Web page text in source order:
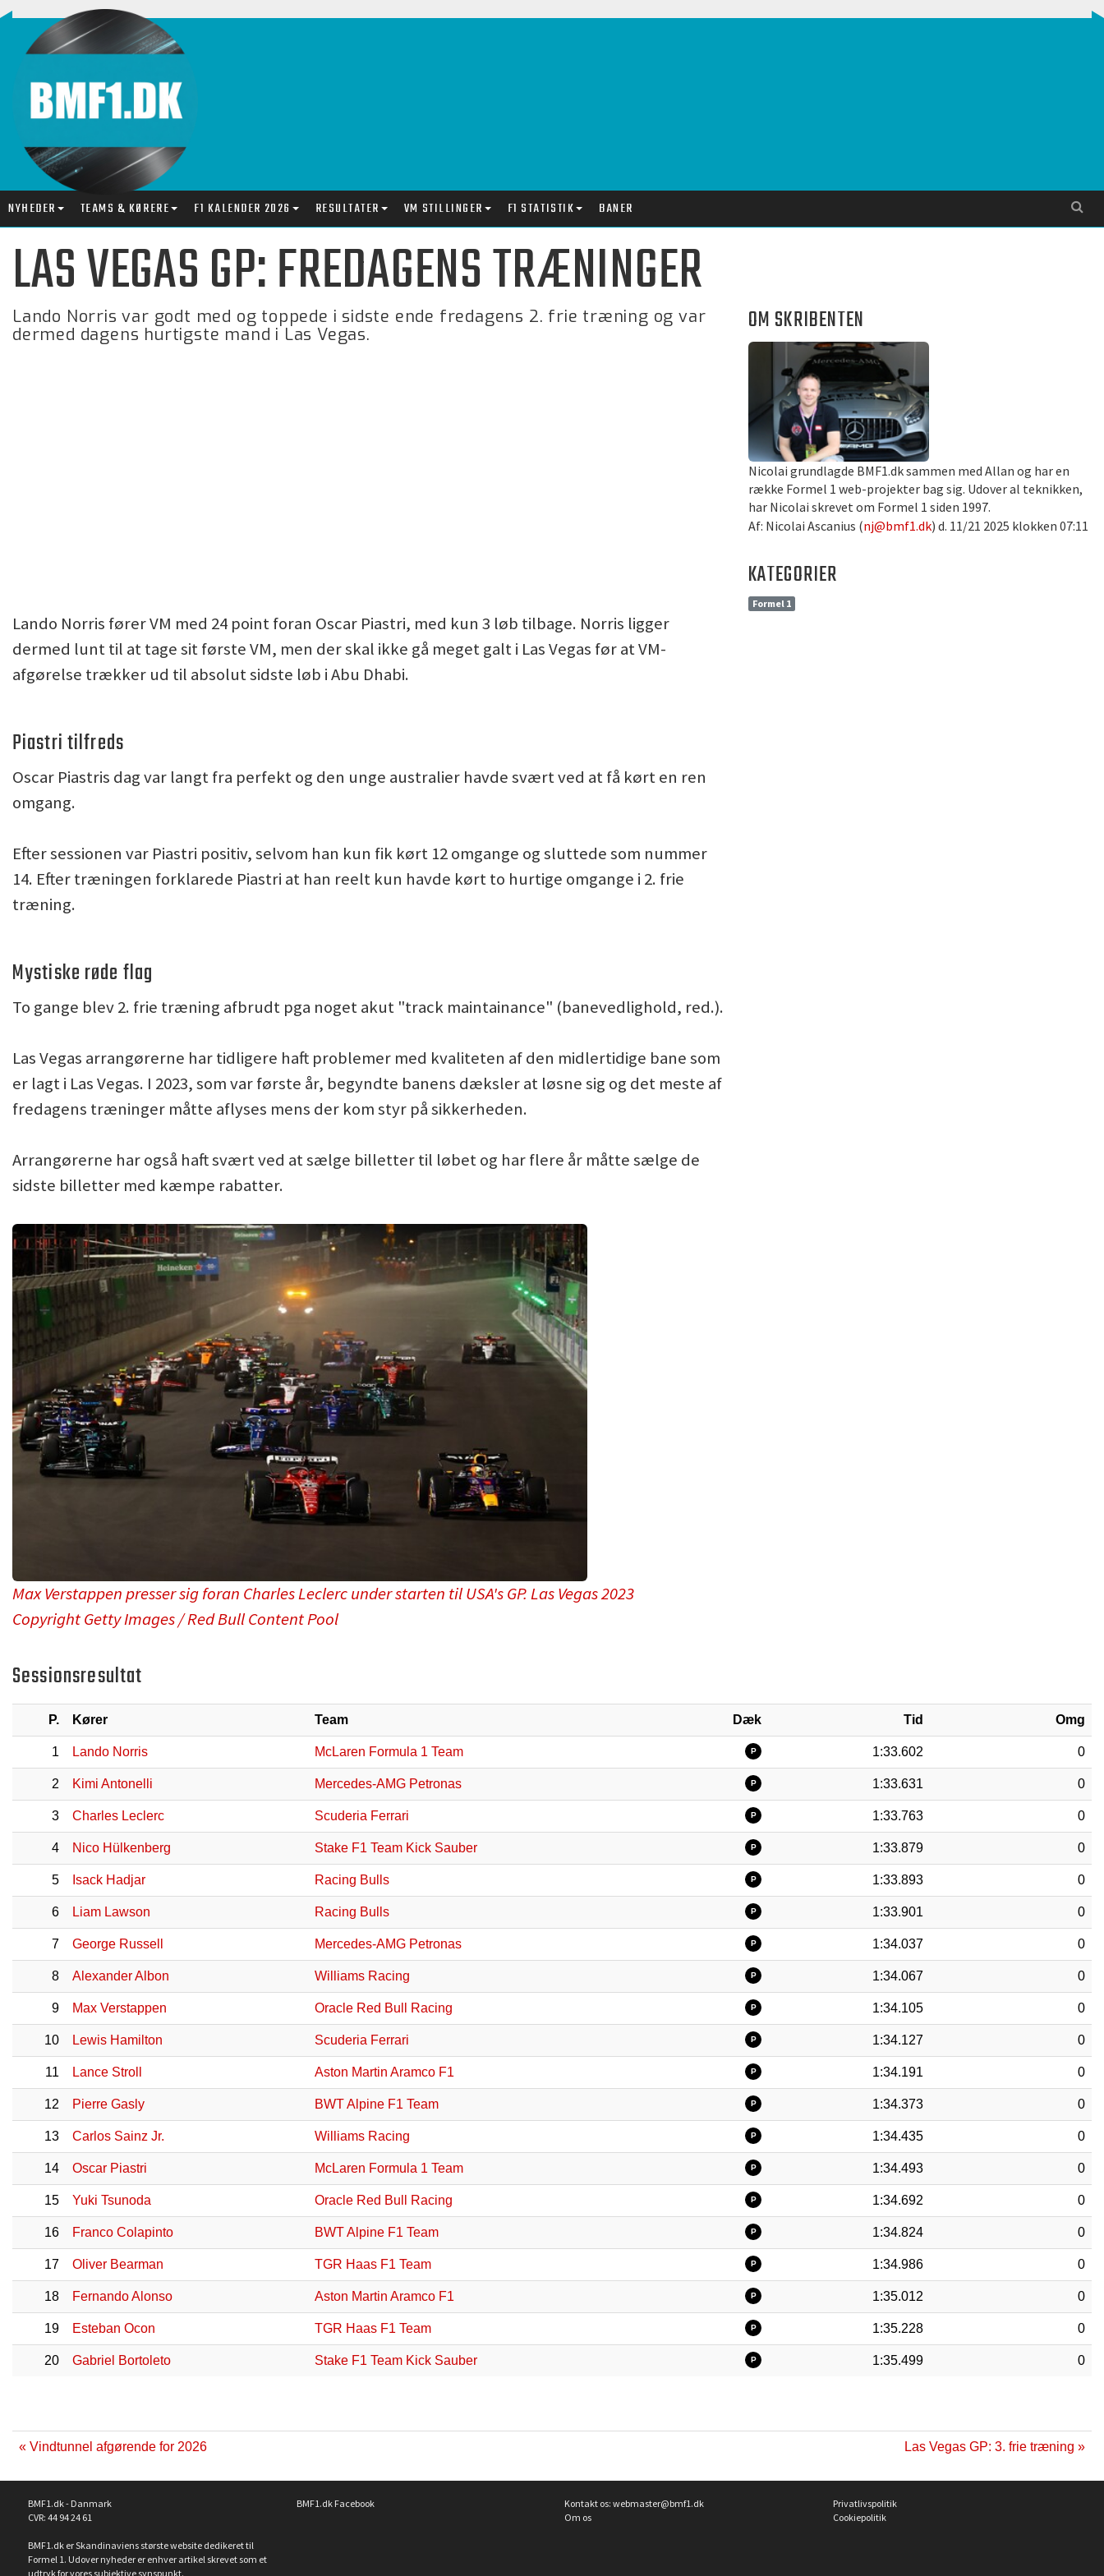
NYHEDER TEAMS & KØRERE F1 KALENDER 2026 RESULTATER VM STILLINGER F1 STATISTIK BANER
LAS VEGAS GP: FREDAGENS TRÆNINGER
Lando Norris var godt med og toppede i sidste ende fredagens 2. frie træning og var
dermed dagens hurtigste mand i Las Vegas.
OM SKRIBENTEN
Nicolai grundlagde BMF1.dk sammen med Allan og har en
række Formel 1 web-projekter bag sig. Udover al teknikken,
har Nicolai skrevet om Formel 1 siden 1997.
Af: Nicolai Ascanius (nj@bmf1.dk) d. 11/21 2025 klokken 07:11
KATEGORIER
Formel 1
Lando Norris fører VM med 24 point foran Oscar Piastri, med kun 3 løb tilbage. Norris ligger
dermed lunt til at tage sit første VM, men der skal ikke gå meget galt i Las Vegas før at VM-
afgørelse trækker ud til absolut sidste løb i Abu Dhabi.
Piastri tilfreds
Oscar Piastris dag var langt fra perfekt og den unge australier havde svært ved at få kørt en ren
omgang.
Efter sessionen var Piastri positiv, selvom han kun fik kørt 12 omgange og sluttede som nummer
14. Efter træningen forklarede Piastri at han reelt kun havde kørt to hurtige omgange i 2. frie
træning.
Mystiske røde flag
To gange blev 2. frie træning afbrudt pga noget akut "track maintainance" (banevedlighold, red.).
Las Vegas arrangørerne har tidligere haft problemer med kvaliteten af den midlertidige bane som
er lagt i Las Vegas. I 2023, som var første år, begyndte banens dæksler at løsne sig og det meste af
fredagens træninger måtte aflyses mens der kom styr på sikkerheden.
Arrangørerne har også haft svært ved at sælge billetter til løbet og har flere år måtte sælge de
sidste billetter med kæmpe rabatter.
Max Verstappen presser sig foran Charles Leclerc under starten til USA's GP. Las Vegas 2023
Copyright Getty Images / Red Bull Content Pool
Sessionsresultat
P. Kører Team Dæk Tid Omg
1 Lando Norris McLaren Formula 1 Team P 1:33.602 0
2 Kimi Antonelli Mercedes-AMG Petronas P 1:33.631 0
3 Charles Leclerc Scuderia Ferrari P 1:33.763 0
4 Nico Hülkenberg Stake F1 Team Kick Sauber P 1:33.879 0
5 Isack Hadjar Racing Bulls P 1:33.893 0
6 Liam Lawson Racing Bulls P 1:33.901 0
7 George Russell Mercedes-AMG Petronas P 1:34.037 0
8 Alexander Albon Williams Racing P 1:34.067 0
9 Max Verstappen Oracle Red Bull Racing P 1:34.105 0
10 Lewis Hamilton Scuderia Ferrari P 1:34.127 0
11 Lance Stroll Aston Martin Aramco F1 P 1:34.191 0
12 Pierre Gasly BWT Alpine F1 Team P 1:34.373 0
13 Carlos Sainz Jr. Williams Racing P 1:34.435 0
14 Oscar Piastri McLaren Formula 1 Team P 1:34.493 0
15 Yuki Tsunoda Oracle Red Bull Racing P 1:34.692 0
16 Franco Colapinto BWT Alpine F1 Team P 1:34.824 0
17 Oliver Bearman TGR Haas F1 Team P 1:34.986 0
18 Fernando Alonso Aston Martin Aramco F1 P 1:35.012 0
19 Esteban Ocon TGR Haas F1 Team P 1:35.228 0
20 Gabriel Bortoleto Stake F1 Team Kick Sauber P 1:35.499 0
« Vindtunnel afgørende for 2026 Las Vegas GP: 3. frie træning »
BMF1.dk - Danmark
CVR: 44 94 24 61
BMF1.dk er Skandinaviens største website dedikeret til
Formel 1. Udover nyheder er enhver artikel skrevet som et
udtryk for vores subjektive synspunkt.
BMF1.dk Facebook Kontakt os: webmaster@bmf1.dk
Om os
Privatlivspolitik
Cookiepolitik